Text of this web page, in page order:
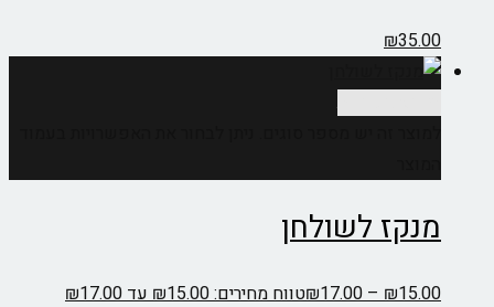
₪35.00
מנקז לשולחן
₪15.00
–
₪17.00 טווח מחירים: ⁦₪15.00⁩ עד ⁦₪17.00⁩